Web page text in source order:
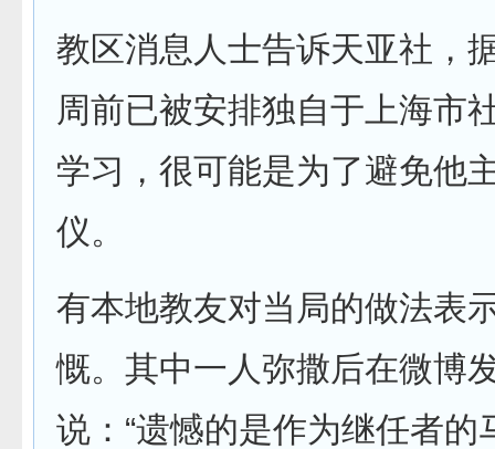
教区消息人士告诉天亚社，
周前已被安排独自于上海市
学习，很可能是为了避免他
仪。
有本地教友对当局的做法表
慨。其中一人弥撒后在微博
说：“遗憾的是作为继任者的